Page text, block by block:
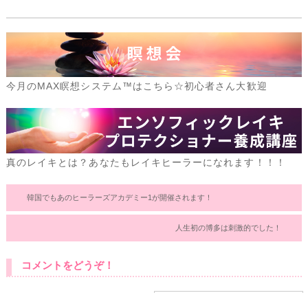
今月のMAX瞑想システム™はこちら☆初心者さん大歓迎
真のレイキとは？あなたもレイキヒーラーになれます！！！
韓国でもあのヒーラーズアカデミー1が開催されます！
人生初の博多は刺激的でした！
コメントをどうぞ！